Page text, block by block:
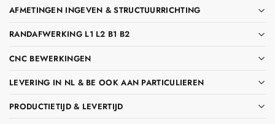
AFMETINGEN INGEVEN & STRUCTUURRICHTING
RANDAFWERKING L1 L2 B1 B2
CNC BEWERKINGEN
LEVERING IN NL & BE OOK AAN PARTICULIEREN
PRODUCTIETIJD & LEVERTIJD